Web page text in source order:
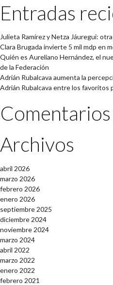
Entradas
Julieta Ramírez y Netza Jáuregui:
Clara Brugada invierte 5 mil mdp en
Quién es Aureliano Hernández, el
de la Federación
Adrián Rubalcava aumenta la
Adrián Rubalcava entre los favoritos
Archivos
abril 2026
marzo 2026
febrero 2026
enero 2026
septiembre 2025
diciembre 2024
noviembre 2024
marzo 2024
abril 2022
marzo 2022
enero 2022
febrero 2021